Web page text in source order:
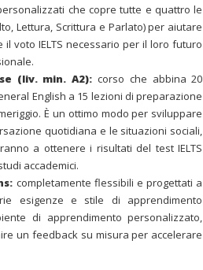
che copre tutte e quattro le
Lettura, Scrittura e Parlato) per aiutare
voto IELTS necessario per il loro futuro
(liv. min. A2):corso che abbina 20
English a 15 lezioni di preparazione
È un ottimo modo per sviluppare
quotidiana e le situazioni sociali,
a ottenere i risultati del test IELTS
accademici.
completamente flessibili e progettati a
esigenze e stile di apprendimento
di apprendimento personalizzato,
un feedback su misura per accelerare